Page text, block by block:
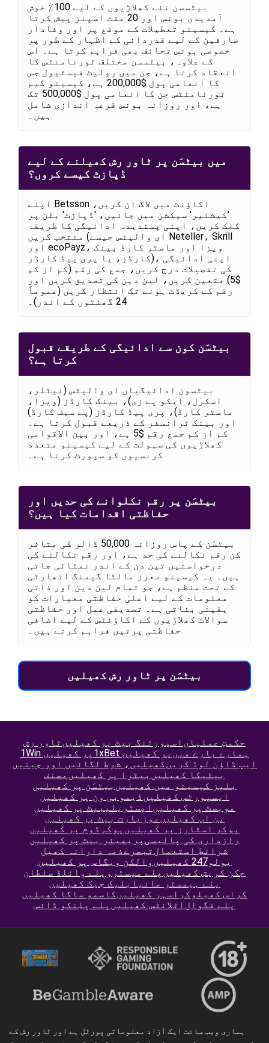
بیٹسسن نئے کھلاڑیوں کے لیے 100٪ خوش
آمدیدی بونس اور 20 مفت اسپنز پیش کرتا
ہے۔ کیسینو تعطیلات کے موقع پر اور وفادار
صارفین کے لیے قدردانی کے اظہار کے طور پر
خصوصی بونس تحائف بھی فراہم کرتا ہے۔ اس
کے علاوہ، بیٹسسن مختلف ٹورنامنٹس کا
انعقاد کرتا ہے، جن میں رولیٹ فیسٹیول جس
کا انعامی پول $200,000 ہے، کیسینو گیم
ٹورنامنٹس جن کا انعامی پول $500,000 تک
ہے، اور روزانہ بونس قرعہ اندازی شامل
ہیں۔
میں بیٹسَن پر ٹاور رش کھیلنے کے لیے
ڈپازٹ کیسے کروں؟
اپنے Betsson اکاؤنٹ میں لاگ ان کریں،
'کیشئیر' سیکشن میں جائیں، 'ڈپازٹ' بٹن پر
کلک کریں، اپنی پسندیدہ ادائیگی کا طریقہ
منتخب کریں (ای والیٹس جیسے Neteller، Skrill
اور ecoPayz، ویزا اور ماسٹر کارڈ بینک
کارڈز، یا پری پیڈ کارڈز)، اپنی ادائیگی
کی تفصیلات درج کریں، جمع کی رقم (کم از کم
$5) متعین کریں، لین دین کی تصدیق کریں اور
رقم کے کریڈٹ ہونے تک انتظار کریں (عموماً
24 گھنٹوں کے اندر)۔
بیٹسَن کون سے ادائیگی کے طریقے قبول
کرتا ہے؟
بیٹسون ادائیگیاں ای والیٹس (نیٹلر،
اسکرل، ایکو پے زی)، بینک کارڈز (ویزا،
ماسٹر کارڈ)، پری پیڈ کارڈز (پے سیف کارڈ)
اور بینک ٹرانسفر کے ذریعے قبول کرتا ہے۔
کم از کم جمع رقم $5 ہے، اور بین الاقوامی
کھلاڑیوں کی سہولت کے لیے کیسینو متعدد
کرنسیوں کو سپورٹ کرتا ہے۔
بیٹسَن پر رقم نکلوانے کی حدیں اور
حفاظتی اقدامات کیا ہیں؟
بیٹسَن کے پاس روزانہ 50,000 ڈالر کی متاثر
کن رقم نکالنے کی حد ہے، اور رقم نکالنے کی
درخواستیں تین دن کے اندر نمٹائی جاتی
ہیں۔ یہ کیسینو معزز مالٹا گیمنگ اتھارٹی
کے تحت منظم ہے، جو تمام لین دین اور ذاتی
معلومات کے لیے اعلیٰ حفاظتی معیارات کو
یقینی بناتی ہے۔ تصدیقی عمل اور حفاظتی
سوالات کھلاڑیوں کے اکاؤنٹس کے لیے اضافی
حفاظتی پرتیں فراہم کرتے ہیں۔
بیٹسَن پر ٹاور رش کھیلیں
ٹاور رش اسپورٹنگ بیٹ پر کھیلیں حکمتِ عملیاں
1Win پر کھیلیں
1xBet پر کھیلیں ہمارے بارے میں
کھیلیں، شرط لگائیں اور جیتیںایپ ڈاؤن لوڈ کریں
مصنف بیٹرا پر کھیلیں بیٹیکا کھیلیں
بیٹسَن پر کھیلیں بلیز کیسینو میں کھیلیں
بی ون پر کھیلیں ڈیمو ایسپورٹس کھیلیں
ایسٹریلیبیٹ پر کھیلیں موبسٹ پر کھیلیں
موزیارت بیٹ پر کھیلیں پن اپ کھیلیں
پوکرڈوم پر کھیلیں پوکر اسٹارز پر کھیلیں
پریمیئر بیٹ پر کھیلیں رازداری کی پالیسی
ذمہ دارانہ کھیلتبصرے شرائطِ استعمال
والکن ویگاس پر کھیلیں
یولو247 کھیلیں
پلے وائلڈ سلطان پلے میسٹرو چکن کریش کھیلیں
بلیک جیک کھیلیں پلے ہیمسٹر مانیا
کاسمو ساگا کھیلیںکراسہر کھیلیں کراس کھیلو
پلے پلِنکو ڈائس اٹلانٹس کھیلیں پلے فگوال
ہماری ویب سائٹ ایک آزاد معلوماتی پورٹل ہے اور ٹاور رش کے